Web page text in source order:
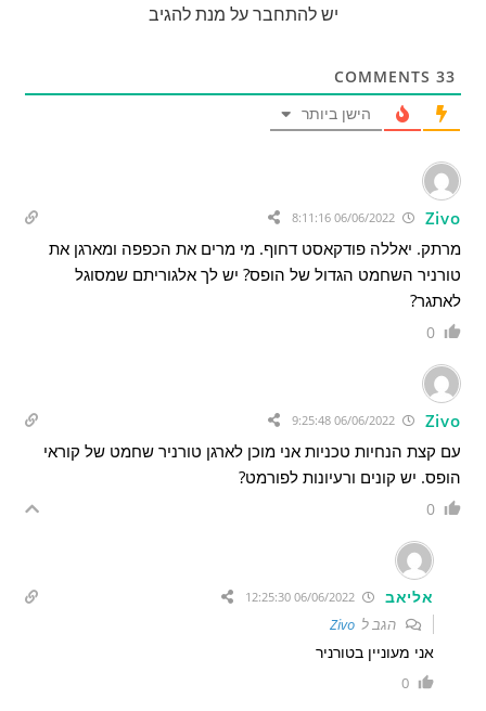
יש להתחבר על מנת להגיב
33
הישן ביותר
Zivo
06/06/2022 8:11:16
מרתק. יאללה פודקאסט דחוף. מי מרים את הכפפה ומארגן את
טורניר השחמט הגדול של הופס? יש לך אלגוריתם שמסוגל
לאתגר?
0
Zivo
06/06/2022 9:25:48
עם קצת הנחיות טכניות אני מוכן לארגן טורניר שחמט של קוראי
הופס. יש קונים ורעיונות לפורמט?
0
אליאב
הגב לZivo
אני מעוניין בטורניר
0